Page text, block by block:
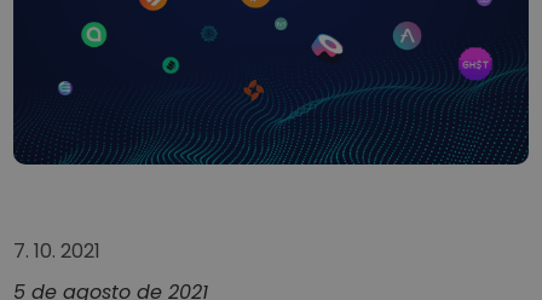
…hoy valdría
Carteras inteligentes
Una forma inteligente de invertir en criptomonedas
Monedero Kriptomat
Un monedero de criptomonedas seguro y sencillo
Explorador de inversiones
Gana recompensas con tus criptomonedas
7. 10. 2021
5 de agosto de 2021